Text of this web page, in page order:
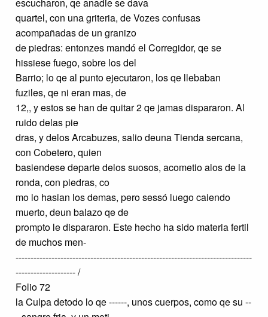
quartel, con una griteria, de Vozes confusas
acompañadas de un granizo
de piedras: entonzes mandó el Corregidor, qe se
hissiese fuego, sobre los del
Barrio; lo qe al punto ejecutaron, los qe llebaban
fuziles, qe ni eran mas, de
12,, y estos se han de quitar 2 qe jamas dispararon. Al
ruido delas pie
dras, y delos Arcabuzes, salio deuna Tienda sercana,
con Cobetero, quien
basiendese departe delos suosos, acometio alos de la
ronda, con piedras, co
mo lo hasian los demas, pero sessó luego caiendo
muerto, deun balazo qe de
prompto le dispararon. Este hecho ha sido materia fertil
de muchos men-
-------------------------------------------------------------------------------
-------------------- /
Folio 72
la Culpa detodo lo qe ------, unos cuerpos, como qe su --